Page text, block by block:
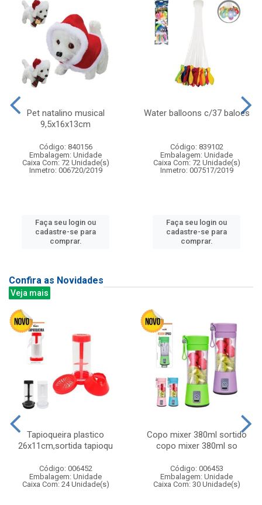
Pet natalino musical
9,5x16x13cm
Código: 840156
Embalagem: Unidade
Caixa Com: 72 Unidade(s)
Inmetro: 006720/2019
Faça seu login ou
cadastre-se para
comprar.
Water balloons c/37 baloes
Código: 839102
Embalagem: Unidade
Caixa Com: 72 Unidade(s)
Inmetro: 007517/2019
Faça seu login ou
cadastre-se para
comprar.
Confira as Novidades
Veja mais
Tapioqueira plastico
26x11cm,sortida tapioqu
Código: 006452
Embalagem: Unidade
Caixa Com: 24 Unidade(s)
Copo mixer 380ml sortido
copo mixer 380ml so
Código: 006453
Embalagem: Unidade
Caixa Com: 30 Unidade(s)